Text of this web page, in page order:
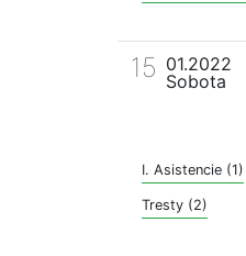
15 01.2022
Sobota
I. Asistencie (1)
Tresty (2)